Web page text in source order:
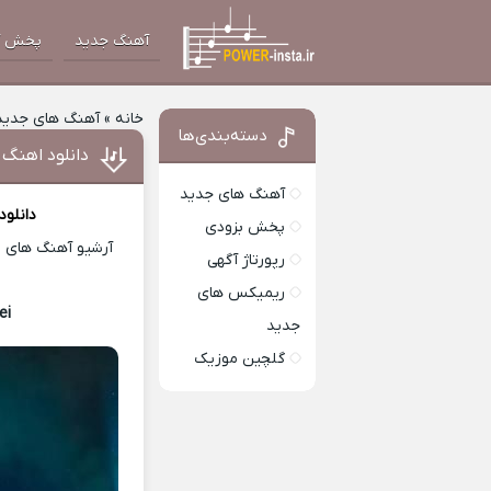
آهنگ جدید پخش
خانه »آهنگ های
دانلود
آرشیو آهنگ های
Download Music
دسته‌بندی‌ها
آهنگ های جدید
پخش بزودی
رپورتاژ آگهی
ریمیکس های
جدید
گلچین موزیک